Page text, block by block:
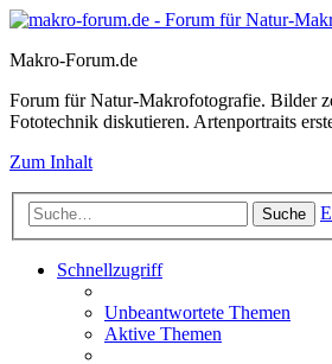
Makro-Forum.de
Forum für Natur-Makrofotografie. Bilder
Fototechnik diskutieren. Artenportraits
Zum Inhalt
Suche
Schnellzugriff
Unbeantwortete Themen
Aktive Themen